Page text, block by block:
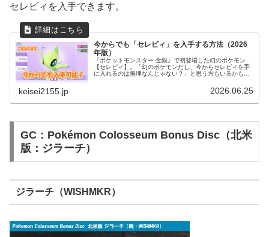
セレビィを入手できます。
今からでも「セレビィ」を入手する方法（2026
年版）
『ポケットモンスター 金銀』で初登場した幻のポケモン
【セレビィ】。「幻のポケモンだし、今からセレビィを手
に入れるのは無理なんじゃない？」と思う方もいるかもし
keisei2155.jp 2026.06.25
GC：Pokémon Colosseum Bonus Disc（北米
版：ジラーチ）
ジラーチ（WISHMKR）